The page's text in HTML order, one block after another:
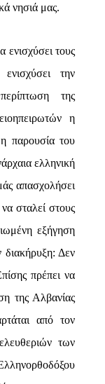
νησιά μας.
ενισχύσει τους
την
της
η
παρουσία του
ελληνική
απασχολήσει
σταλεί στους
εξήγηση
Δεν
πρέπει να
της Αλβανίας
από τον
των